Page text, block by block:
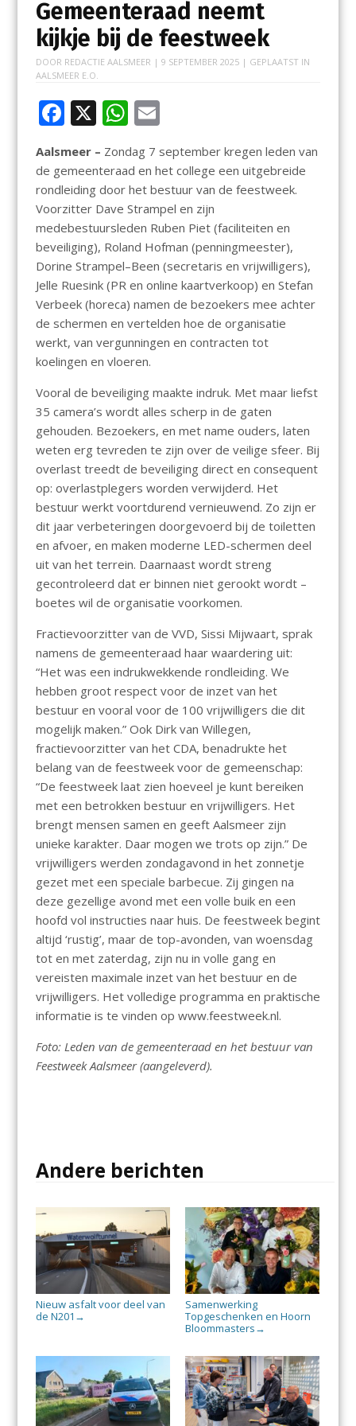
Gemeenteraad neemt
kijkje bij de feestweek
DOOR REDACTIE AALSMEER | 9 SEPTEMBER 2025| GEPLAATST IN
AALSMEER E.O.
F
e
b
o
o
k
X W
h
at
s
A
p
p
E
ai
l
Aalsmeer – Zondag 7 september kregen leden van
de gemeenteraad en het college een uitgebreide
rondleiding door het bestuur van de feestweek.
Voorzitter Dave Strampel en zijn
medebestuursleden Ruben Piet (faciliteiten en
beveiliging), Roland Hofman (penningmeester),
Dorine Strampel–Been (secretaris en vrijwilligers),
Jelle Ruesink (PR en online kaartverkoop) en Stefan
Verbeek (horeca) namen de bezoekers mee achter
de schermen en vertelden hoe de organisatie
werkt, van vergunningen en contracten tot
koelingen en vloeren.
Vooral de beveiliging maakte indruk. Met maar liefst
35 camera’s wordt alles scherp in de gaten
gehouden. Bezoekers, en met name ouders, laten
weten erg tevreden te zijn over de veilige sfeer. Bij
overlast treedt de beveiliging direct en consequent
op: overlastplegers worden verwijderd. Het
bestuur werkt voortdurend vernieuwend. Zo zijn er
dit jaar verbeteringen doorgevoerd bij de toiletten
en afvoer, en maken moderne LED-schermen deel
uit van het terrein. Daarnaast wordt streng
gecontroleerd dat er binnen niet gerookt wordt –
boetes wil de organisatie voorkomen.
Fractievoorzitter van de VVD, Sissi Mijwaart, sprak
namens de gemeenteraad haar waardering uit:
“Het was een indrukwekkende rondleiding. We
hebben groot respect voor de inzet van het
bestuur en vooral voor de 100 vrijwilligers die dit
mogelijk maken.” Ook Dirk van Willegen,
fractievoorzitter van het CDA, benadrukte het
belang van de feestweek voor de gemeenschap:
“De feestweek laat zien hoeveel je kunt bereiken
met een betrokken bestuur en vrijwilligers. Het
brengt mensen samen en geeft Aalsmeer zijn
unieke karakter. Daar mogen we trots op zijn.” De
vrijwilligers werden zondagavond in het zonnetje
gezet met een speciale barbecue. Zij gingen na
deze gezellige avond met een volle buik en een
hoofd vol instructies naar huis. De feestweek begint
altijd ‘rustig’, maar de top-avonden, van woensdag
tot en met zaterdag, zijn nu in volle gang en
vereisten maximale inzet van het bestuur en de
vrijwilligers. Het volledige programma en praktische
informatie is te vinden op www.feestweek.nl.
Foto: Leden van de gemeenteraad en het bestuur van
Feestweek Aalsmeer (aangeleverd).
Andere berichten
Nieuw asfalt voor deel van
de N201 →
Samenwerking
Topgeschenken en Hoorn
Bloommasters →